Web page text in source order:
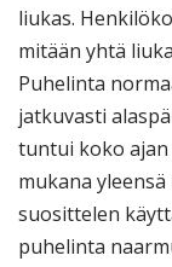
liukas.
mitään yhtä
Puhelinta
jatkuvasti
tuntui koko ajan
mukana
suosittelen
puhelinta